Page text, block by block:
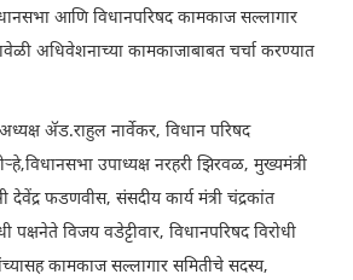
आणि विधानपरिषद कामकाज सल्लागार
अधिवेशनाच्या कामकाजाबाबत चर्चा करण्यात
ॲड.राहुल नार्वेकर, विधान परिषद
उपाध्यक्ष नरहरी झिरवळ, मुख्यमंत्री
फडणवीस, संसदीय कार्य मंत्री चंद्रकांत
पक्षनेते विजय वडेट्टीवार, विधानपरिषद विरोधी
कामकाज सल्लागार समितीचे सदस्य,